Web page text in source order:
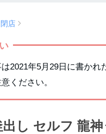
店
2021年5月29日に書か
ください。
し セルフ 龍